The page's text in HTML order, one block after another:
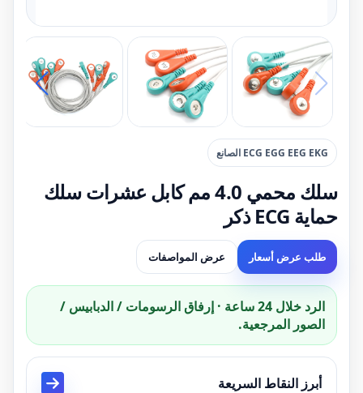
ECG EGG EEG EKG الصانع
سلك محمي 4.0 مم كابل عشرات سلك
حماية ECG ذكر
طلب عرض أسعار عرض المواصفات
الرد خلال 24 ساعة · إرفاق الرسومات / الدبابيس /
الصور المرجعية.
أبرز النقاط السريعة